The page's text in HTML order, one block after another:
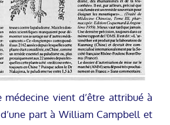
vient d’être attribué à
part à William Campbell et